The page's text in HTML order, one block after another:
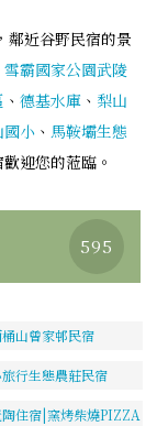
鄰近谷野民宿的景
雪霸國家公園武陵
、 德基水庫 、 梨山
國小 、 馬鞍壩生態
歡迎您的蒞臨。
595
山曾家邨民宿
行生態農莊民宿
住宿|窯烤柴燒PIZZA